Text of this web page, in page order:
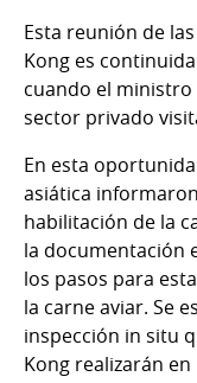
Esta reunión de
Kong es
cuando el
sector privado
En esta
asiática
habilitación de la
la documentación
los pasos para
la carne aviar. Se
inspección in situ
Kong realizarán